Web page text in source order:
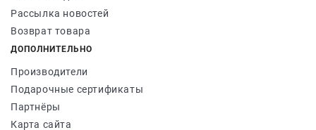
Рассылка новостей
Возврат товара
ДОПОЛНИТЕЛЬНО
Производители
Подарочные сертификаты
Партнёры
Карта сайта